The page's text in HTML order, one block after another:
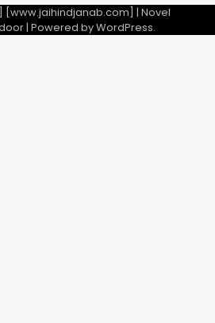
| Novel
| Powered byWordPress.